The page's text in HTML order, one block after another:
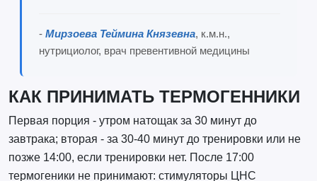
- Мирзоева Теймина Князевна, к.м.н.,
нутрициолог, врач превентивной медицины
КАК ПРИНИМАТЬ ТЕРМОГЕННИКИ
Первая порция - утром натощак за 30 минут до
завтрака; вторая - за 30-40 минут до тренировки или не
позже 14:00, если тренировки нет. После 17:00
термогеники не принимают: стимуляторы ЦНС